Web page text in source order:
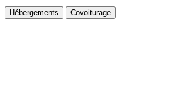
Hébergements Covoiturage